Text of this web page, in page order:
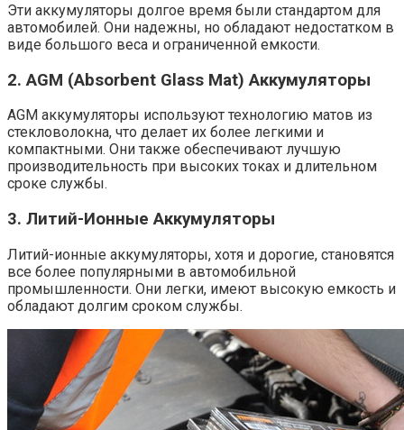
Эти аккумуляторы долгое время были стандартом для
автомобилей. Они надежны, но обладают недостатком в
виде большого веса и ограниченной емкости.
2.AGM (Absorbent Glass Mat) Аккумуляторы
AGM аккумуляторы используют технологию матов из
стекловолокна, что делает их более легкими и
компактными. Они также обеспечивают лучшую
производительность при высоких токах и длительном
сроке службы.
3. Литий-Ионные Аккумуляторы
Литий-ионные аккумуляторы, хотя и дорогие, становятся
все более популярными в автомобильной
промышленности. Они легки, имеют высокую емкость и
обладают долгим сроком службы.